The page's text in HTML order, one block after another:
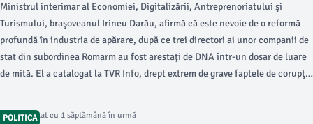
ţara
Ministrul interimar al Economiei, Digitalizării, Antreprenoriatului şi
Turismului, braşoveanul Irineu Darău, afirmă că este nevoie de o reformă
profundă în industria de apărare, după ce trei directori ai unor companii de
stat din subordinea Romarm au fost arestaţi de DNA într-un dosar de luare
de mită. El a catalogat la TVR Info, drept extrem de grave faptele de corupţie
POLITICA
Articol postat cu 1 săptămână în urmă